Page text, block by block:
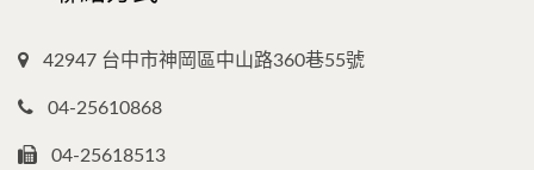
42947 台中市神岡區中山路360巷55號
04-25610868
04-25618513